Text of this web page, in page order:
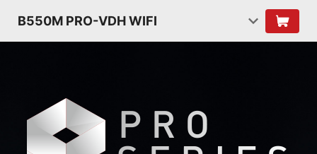
B550M PRO-VDH WIFI